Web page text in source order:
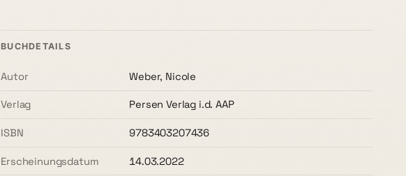
BUCHDETAILS
Autor Weber, Nicole
Verlag Persen Verlag i.d. AAP
ISBN 9783403207436
Erscheinungsdatum 14.03.2022